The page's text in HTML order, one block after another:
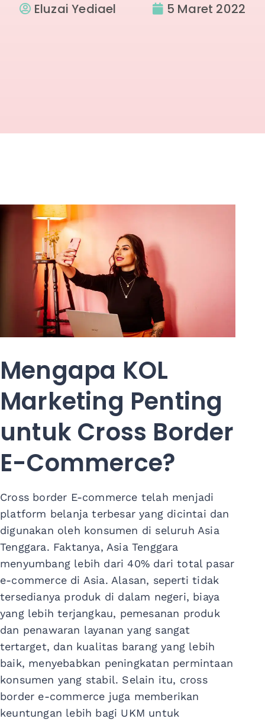
Eluzai Yediael 5 Maret 2022
Mengapa KOL
Marketing Penting
untuk Cross Border
E-Commerce?
Cross border E-commerce telah menjadi
platform belanja terbesar yang dicintai dan
digunakan oleh konsumen di seluruh Asia
Tenggara. Faktanya, Asia Tenggara
menyumbang lebih dari 40% dari total pasar
e-commerce di Asia. Alasan, seperti tidak
tersedianya produk di dalam negeri, biaya
yang lebih terjangkau, pemesanan produk
dan penawaran layanan yang sangat
tertarget, dan kualitas barang yang lebih
baik, menyebabkan peningkatan permintaan
konsumen yang stabil. Selain itu, cross
border e-commerce juga memberikan
keuntungan lebih bagi UKM untuk